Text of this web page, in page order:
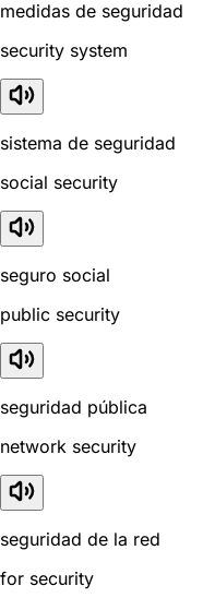
medidas de seguridad
security system
sistema de seguridad
social security
seguro social
public security
seguridad pública
network security
seguridad de la red
for security